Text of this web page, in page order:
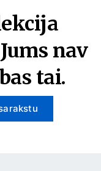
nav
tai.